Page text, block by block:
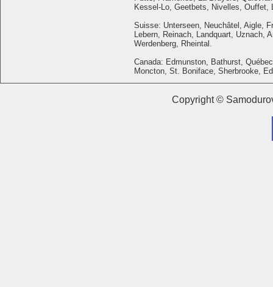
Kessel-Lo, Geetbets, Nivelles, Ouffet,
Suisse: Unterseen, Neuchâtel, Aigle,
Lebern, Reinach, Landquart, Uznach,
Werdenberg, Rheintal.
Canada: Edmunston, Bathurst,
Moncton, St. Boniface, Sherbrooke,
Copyright ©